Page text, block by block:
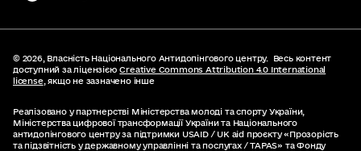
© 2026, Власність Національного Антидопінгового центру.
Весь контент
доступний за ліцензієюCreative Commons Attribution 4.0 International
license, якщо не зазначено інше
Реалізовано у партнерстві Міністерства молоді та спорту України,
Міністерства цифрової трансформації України та Національного
антидопінгового центру за підтримки USAID / UK aid проєкту «Прозорість
та підзвітність у державному управлінні та послугах / TAPAS» та Фонду